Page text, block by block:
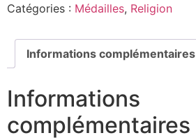
Catégories : Médailles, Religion
Informations complémentaires
Informations
complémentaires